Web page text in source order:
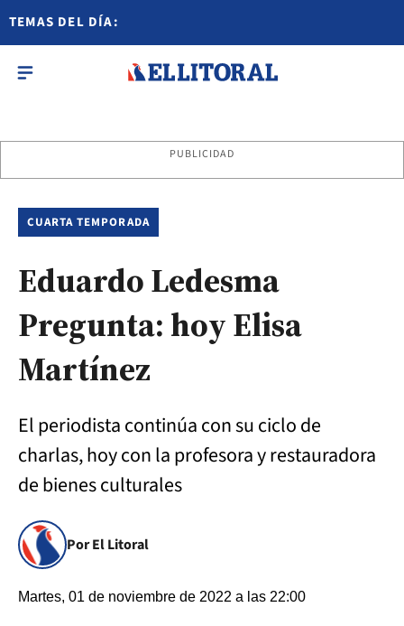
TEMAS DEL DÍA:
PUBLICIDAD
CUARTA TEMPORADA
Eduardo Ledesma
Pregunta: hoy Elisa
Martínez
El periodista continúa con su ciclo de
charlas, hoy con la profesora y restauradora
de bienes culturales
Por El Litoral
Martes, 01 de noviembre de 2022 a las 22:00